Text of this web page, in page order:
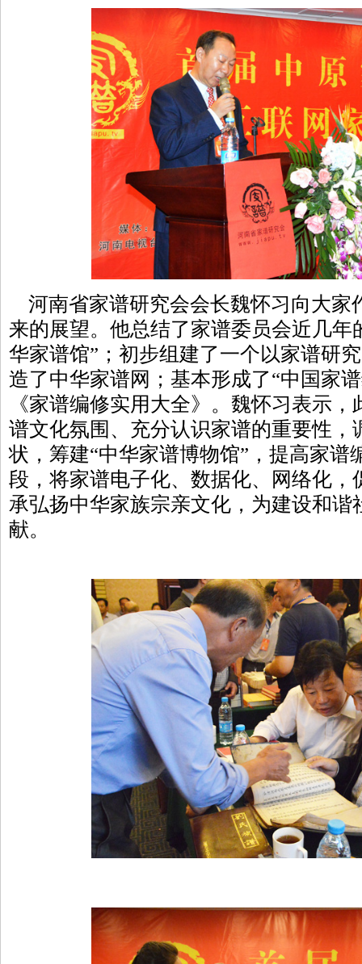
河南省家谱研究会会长魏怀习向大家
来的展望。他总结了家谱委员会近几年
华家谱馆”；初步组建了一个以家谱研
造了中华家谱网；基本形成了“中国家
《家谱编修实用大全》。魏怀习表示
谱文化氛围、充分认识家谱的重要性，
状，筹建“中华家谱博物馆”，提高家谱
段，将家谱电子化、数据化、网络化，
承弘扬中华家族宗亲文化，为建设和谐
献。